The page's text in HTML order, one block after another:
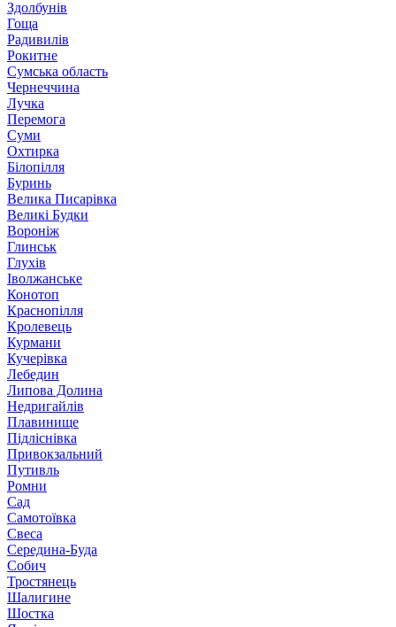
Здолбунів
Гоща
Радивилів
Рокитне
Сумська область
Чернеччина
Лучка
Перемога
Суми
Охтирка
Білопілля
Буринь
Велика Писарівка
Великі Будки
Вороніж
Глинськ
Глухів
Іволжанське
Конотоп
Краснопілля
Кролевець
Курмани
Кучерівка
Лебедин
Липова Долина
Недригайлів
Плавинище
Підліснівка
Привокзальний
Путивль
Ромни
Сад
Самотоївка
Свеса
Середина-Буда
Собич
Тростянець
Шалигине
Шостка